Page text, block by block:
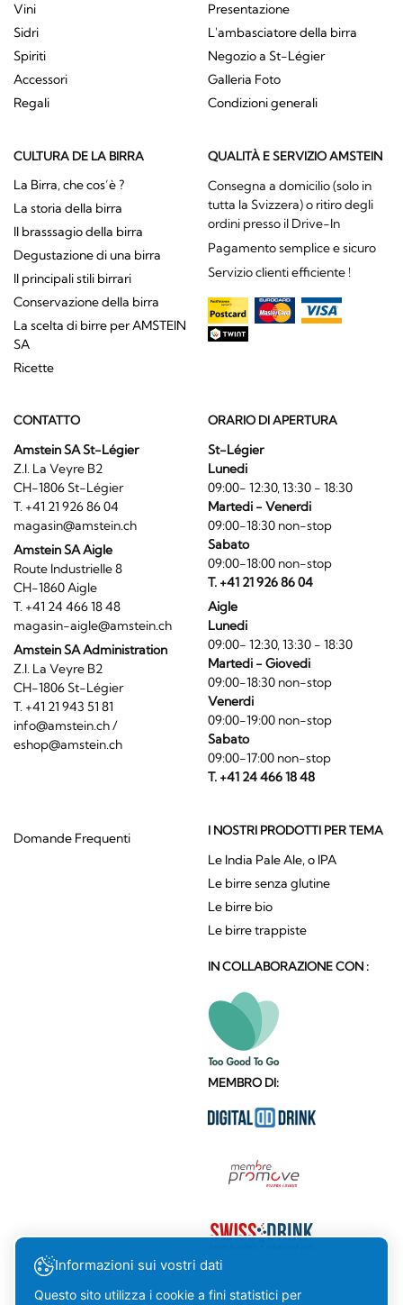
Vini
Sidri
Spiriti
Accessori
Regali
Presentazione
L'ambasciatore della birra
Negozio a St-Légier
Galleria Foto
Condizioni generali
CULTURA DE LA BIRRA
La Birra, che cos’è ?
La storia della birra
Il brasssagio della birra
Degustazione di una birra
Il principali stili birrari
Conservazione della birra
La scelta di birre per AMSTEIN
SA
Ricette
QUALITÀ E SERVIZIO AMSTEIN
Consegna a domicilio (solo in
tutta la Svizzera) o ritiro degli
ordini presso il Drive-In
Pagamento semplice e sicuro
Servizio clienti efficiente !
CONTATTO
Amstein SA St-Légier
Z.I. La Veyre B2
CH-1806 St-Légier
T. +41 21 926 86 04
magasin@amstein.ch
Amstein SA Aigle
Route Industrielle 8
CH-1860 Aigle
T. +41 24 466 18 48
magasin-aigle@amstein.ch
Amstein SA Administration
Z.I. La Veyre B2
CH-1806 St-Légier
T. +41 21 943 51 81
info@amstein.ch/
eshop@amstein.ch
ORARIO DI APERTURA
St-Légier
Lunedi
09:00- 12:30, 13:30 - 18:30
Martedi - Venerdi
09:00-18:30 non-stop
Sabato
09:00-18:00 non-stop
T. +41 21 926 86 04
Aigle
Lunedi
09:00- 12:30, 13:30 - 18:30
Martedi - Giovedi
09:00-18:30 non-stop
Venerdi
09:00-19:00 non-stop
Sabato
09:00-17:00 non-stop
T. +41 24 466 18 48
Domande Frequenti I NOSTRI PRODOTTI PER TEMA
Le India Pale Ale, o IPA
Le birre senza glutine
Le birre bio
Le birre trappiste
IN COLLABORAZIONE CON :
MEMBRO DI:
Informazioni sui vostri dati
Questo sito utilizza i cookie a fini statistici per